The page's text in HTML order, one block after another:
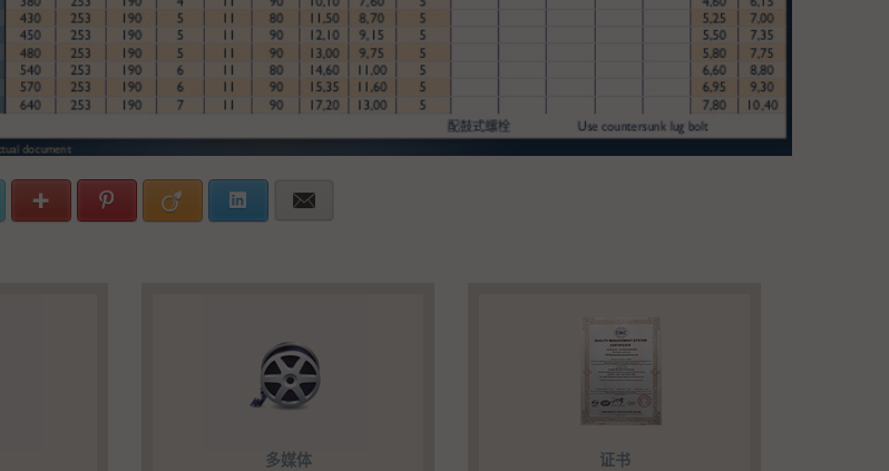
Twitter Google+ Pinterest Viadeo LinkedIn
多媒体 证书